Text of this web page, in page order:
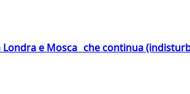
Londra e Mosca che continua